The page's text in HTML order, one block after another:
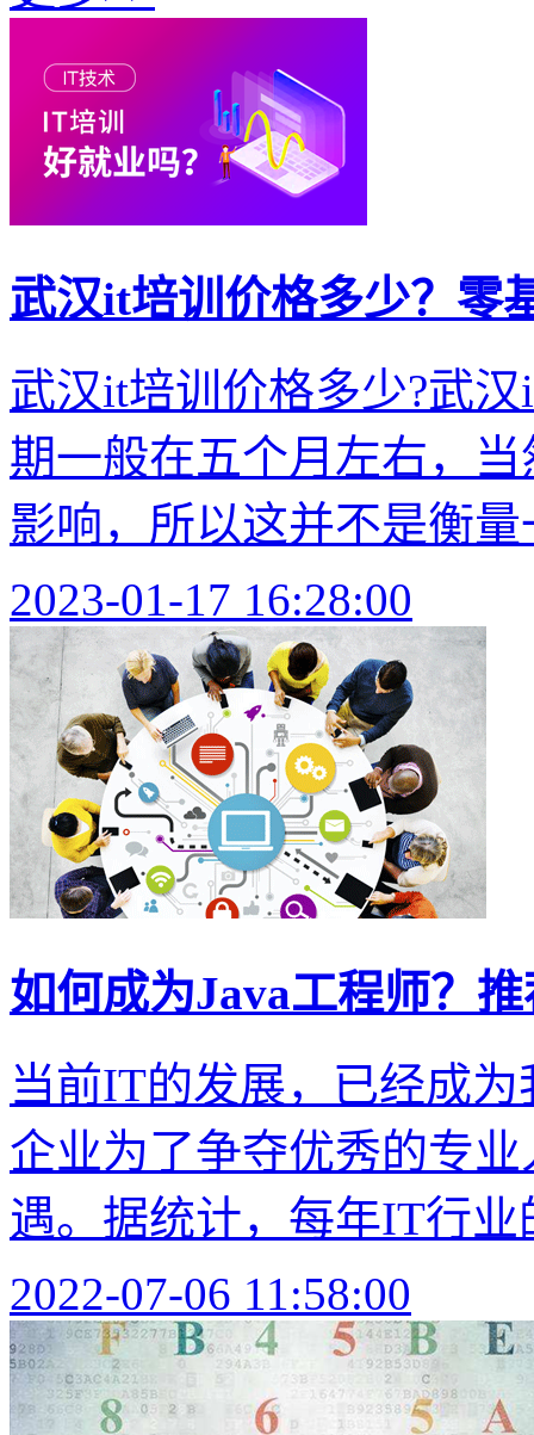
武汉it培训价格多少？零
武汉it培训价格多少?武
期一般在五个月左右，
影响，所以这并不是衡
2023-01-17 16:28:00
如何成为Java工程师？
当前IT的发展，已经成
企业为了争夺优秀的专
遇。据统计，每年IT行
2022-07-06 11:58:00